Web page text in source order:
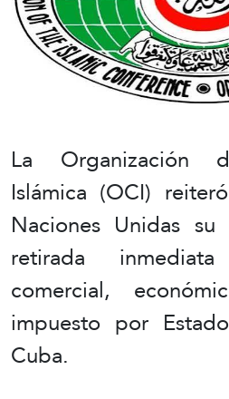
La Organización
Islámica (OCI)
Naciones Unidas
retirada
comercial,
impuesto por
Cuba.